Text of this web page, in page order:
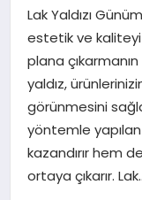
EKONOMI
MAGAZIN
SAĞLIK
SIYASET
Lak Yaldızı
estetik ve
plana
yaldız,
görünmesini
yöntemle
kazandırır hem
ortaya çıkarır.